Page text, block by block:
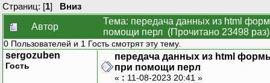
Страниц: [1] Вниз
Автор
Тема: передача данных из html
помощи перл (Прочитано 23498 раз)
0 Пользователей и 1 Гость смотрят эту тему.
sergozuben
Гость
передача данных из html
при помощи перл
« : 11-08-2023 20:41 »